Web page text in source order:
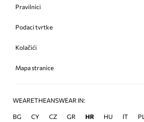
Pravilnici
Podaci tvrtke
Kolačići
Mapa stranice
WEARETHEANSWEAR IN:
BG CY CZ GR HR HU IT PL